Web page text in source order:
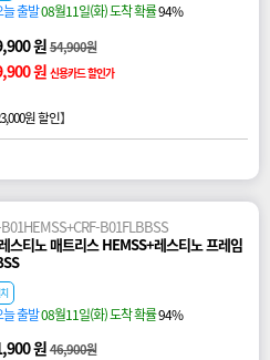
늘 출발08월11일(화) 도착 확률94%
원54,900원
원 신용카드 할인가
원 할인】
B01FLBBSS
스티노 매트리스 HEMSS+레스티노 프레임
늘 출발08월11일(화) 도착 확률94%
원46,900원